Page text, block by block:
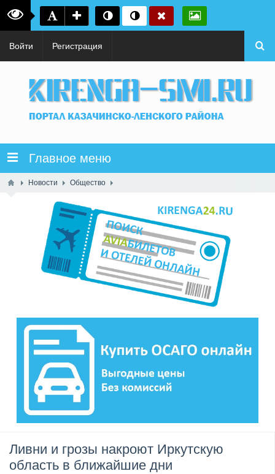
Войти Регистрация
Главное меню
Новости Общество
Ливни и грозы накроют Иркутскую
область в ближайшие дни